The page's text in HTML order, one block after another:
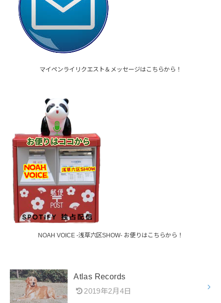
マイペンライリクエスト＆メッセージはこちらから！
NOAH VOICE -浅草六区SHOW- お便りはこちらから！
Atlas Records
2019年2月4日